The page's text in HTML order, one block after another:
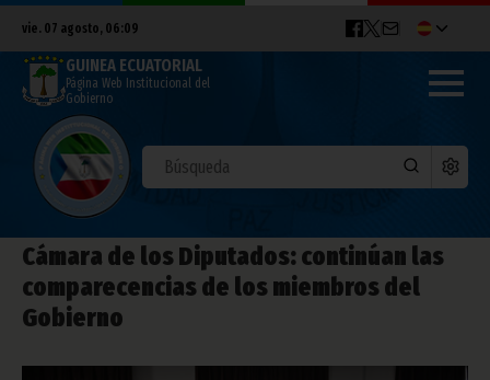
vie. 07 agosto, 06:09
GUINEA ECUATORIAL
Página Web Institucional del
Gobierno
Cámara de los Diputados: continúan las
comparecencias de los miembros del
Gobierno